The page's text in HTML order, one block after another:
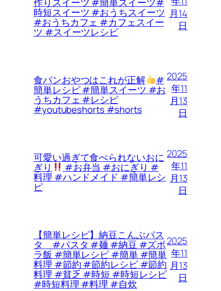
時短スイーツ #おうちスイーツ
#おうちカフェ #カフェスイー
ツ #スイーツレシピ
月14
日
食パンおやつはこれが正解 #
簡単レシピ #簡単スイーツ #お
うちカフェ #レシピ
#youtubeshorts #shorts
2025
年11
月13
日
可愛い過ぎて食べられないおに
ぎり #お弁当 #おにぎり #
料理 #ハンドメイド #簡単レシ
ピ
2025
年11
月13
日
【簡単レシピ】納豆こんぶパス
タ #パスタ #麺 #納豆 #ズボ
ラ飯 #簡単レシピ #簡単 #簡単
料理 #節約 #節約レシピ #節約
料理 #貧乏 #時短 #時短レシピ
#時短料理 #料理 #自炊
2025
年11
月13
日